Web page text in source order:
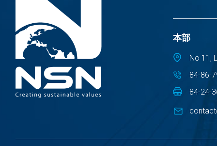
本部
No 11,
84-86-
84-24-